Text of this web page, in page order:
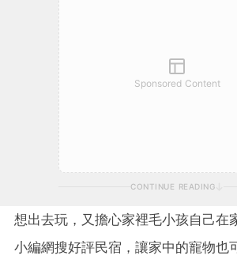
Sponsored Content
CONTINUE READING
想出去玩，又擔心家裡毛小孩自己在
小編網搜好評民宿，讓家中的寵物也